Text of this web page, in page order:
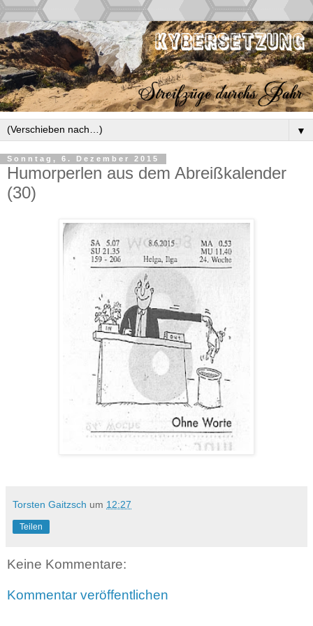
▼
Sonntag, 6. Dezember 2015
Humorperlen aus dem Abreißkalender
(30)
Torsten Gaitzsch um 12:27
Teilen
Keine Kommentare:
Kommentar veröffentlichen